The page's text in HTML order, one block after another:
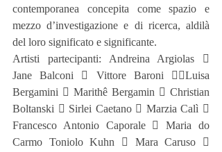
contemporanea concepita come spazio e
mezzo d’investigazione e di ricerca, aldilà
del loro significato e significante.
Artisti partecipanti: Andreina Argiolas 
Jane Balconi  Vittore Baroni Luisa
Bergamini  Marithê Bergamin  Christian
Boltanski  Sirlei Caetano  Marzia Calì 
Francesco Antonio Caporale  Maria do
Carmo Toniolo Kuhn  Mara Caruso 